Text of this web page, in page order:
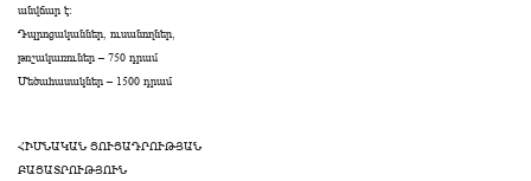
անվճար է։
Դպրոցականներ, ուսանողներ,
թոշակառուներ – 750 դրամ
Մեծահասակներ – 1500 դրամ
ՀԻՄՆԱԿԱՆ ՑՈՒՑԱԴՐՈՒԹՅԱՆ
ԲԱՑԱՏՐՈՒԹՅՈՒՆ